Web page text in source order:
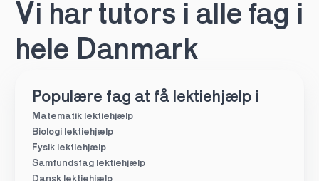
Vi har tutors i alle fag i
hele Danmark
Populære fag at få lektiehjælp i
Matematik lektiehjælp
Biologi lektiehjælp
Fysik lektiehjælp
Samfundsfag lektiehjælp